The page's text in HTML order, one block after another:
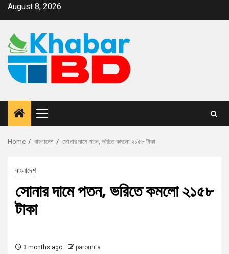
August 8, 2026
Home বাংলাদেশ সোনার দামে পতন, ভরিতে কমলো ২১৫৮ টাকা
বাংলাদেশ
সোনার দামে পতন, ভরিতে কমলো ২১৫৮
টাকা
3 months ago paromita